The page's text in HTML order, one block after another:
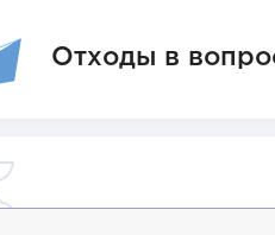
Отходы в